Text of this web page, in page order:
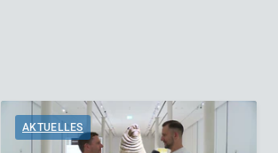
AKTUELLES